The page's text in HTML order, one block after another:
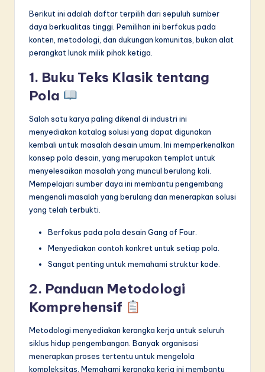
Berikut ini adalah daftar terpilih dari sepuluh sumber
daya berkualitas tinggi. Pemilihan ini berfokus pada
konten, metodologi, dan dukungan komunitas, bukan alat
perangkat lunak milik pihak ketiga.
1. Buku Teks Klasik tentang
Pola
Salah satu karya paling dikenal di industri ini
menyediakan katalog solusi yang dapat digunakan
kembali untuk masalah desain umum. Ini memperkenalkan
konsep pola desain, yang merupakan templat untuk
menyelesaikan masalah yang muncul berulang kali.
Mempelajari sumber daya ini membantu pengembang
mengenali masalah yang berulang dan menerapkan solusi
yang telah terbukti.
Berfokus pada pola desain Gang of Four.
Menyediakan contoh konkret untuk setiap pola.
Sangat penting untuk memahami struktur kode.
2. Panduan Metodologi
Komprehensif
Metodologi menyediakan kerangka kerja untuk seluruh
siklus hidup pengembangan. Banyak organisasi
menerapkan proses tertentu untuk mengelola
kompleksitas. Memahami kerangka kerja ini membantu